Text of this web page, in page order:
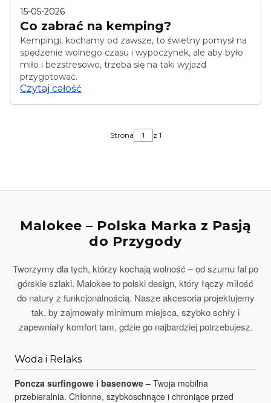
15-05-2026
Co zabrać na kemping?
Kempingi, kochamy od zawsze, to świetny pomysł na
spędzenie wolnego czasu i wypoczynek, ale aby było
miło i bezstresowo, trzeba się na taki wyjazd
przygotować.
Czytaj całość
Strona z 1
Malokee – Polska Marka z Pasją
do Przygody
Tworzymy dla tych, którzy kochają wolność – od szumu fal po
górskie szlaki. Malokee to polski design, który łączy miłość
do natury z funkcjonalnością. Nasze akcesoria projektujemy
tak, by zajmowały minimum miejsca, szybko schły i
zapewniały komfort tam, gdzie go najbardziej potrzebujesz.
Woda i Relaks
Poncza surfingowe i basenowe – Twoja mobilna
przebieralnia. Chłonne, szybkoschnące i chroniące przed